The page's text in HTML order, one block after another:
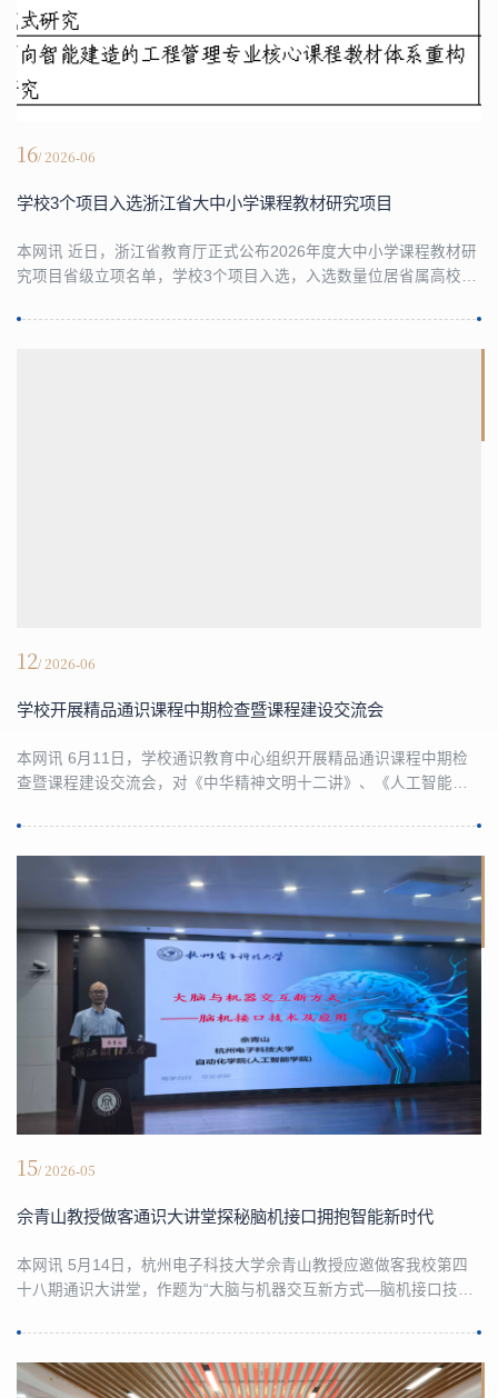
16/ 2026-06
学校3个项目入选浙江省大中小学课程教材研究项目
本网讯 近日，浙江省教育厅正式公布2026年度大中小学课程教材研
究项目省级立项名单，学校3个项目入选，入选数量位居省属高校前
树人根本任务、深化教育教学改革、推进“新财经战略”落地的重要抓
12/ 2026-06
学校开展精品通识课程中期检查暨课程建设交流会
本网讯 6月11日，学校通识教育中心组织开展精品通识课程中期检
查暨课程建设交流会，对《中华精神文明十二讲》、《人工智能导
想史》、《经济学通论》等6门在建精品课程进行阶段性评审。 各课
程负责人围绕课程大纲优化、教材选用建设、教学团队搭建、教学
实施情况、师生课堂反馈、现存建设难题六个方面进行全面汇报，
并详细阐述课程后续建设目标与提质举措。评审专家...
15/ 2026-05
佘青山教授做客通识大讲堂探秘脑机接口拥抱智能新时代
本网讯 5月14日，杭州电子科技大学佘青山教授应邀做客我校第四
十八期通识大讲堂，作题为“大脑与机器交互新方式—脑机接口技术
沿科技。佘青山教授深耕脑机接口、智能人机交互领域，学术造诣
深厚。讲座中，他以严谨生动的讲解，系统梳理脑机接口的基本概
念、发展背景与技术分类，清晰阐释了大脑与机器直接交互的核心